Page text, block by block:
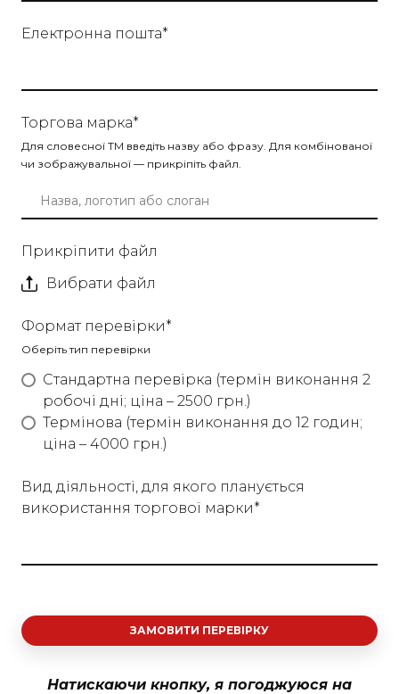
Електронна пошта*
Торгова марка*
Для словесної ТМ введіть назву або фразу. Для комбінованої
чи зображувальної — прикріпіть файл.
Прикріпити файл
Вибрати файл
Формат перевірки*
Оберіть тип перевірки
Стандартна перевірка (термін виконання 2
робочі дні; ціна – 2500 грн.)
Термінова (термін виконання до 12 годин;
ціна – 4000 грн.)
Вид діяльності, для якого планується
використання торгової марки*
ЗАМОВИТИ ПЕРЕВІРКУ
Натискаючи кнопку, я погоджуюся на